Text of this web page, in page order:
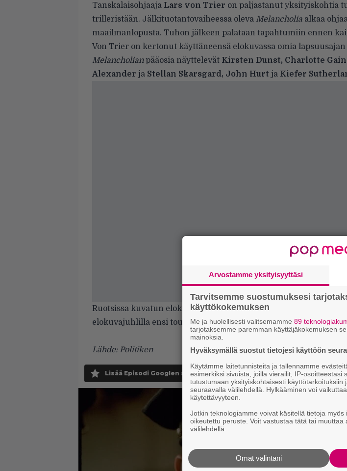
Tanskalaisohjaaja Lars von Trier on paljastanut yksityiskohtia
trilleristään. Jälkituotantovaiheessa oleva Melancholia alkaa
maailmanlopusta. Tuhon jälkeen palataan tapahtumiin ennen
Von Trier on kertonut käyttäneensä elokuvassa omia lapsuusajan
Melancholianpääosia näyttelevät Kirsten Dunst, Charlotte
Alexander ja Stellan Skarsgard, John Hurt ja Kiefer
Ruotsissa kuvatun elokuvan maailman ensi-ilta lienee Cannesin
elokuvajuhlilla ensi toukokuussa.
Lähde: Politiken
Lisää Episodi Googlen suosituksi lähteeksi
Arvostamme yksityisyyttäsi
Tarvitsemme suostumuksesi
käyttökokemuksen
Me ja huolellisesti valitsemamme 89
tarjotaksemme paremman käyttäjäkokemuksen
mainoksia.
Hyväksymällä suostut tietojesi käyttöön
Käytämme laitetunnisteita ja tallennamme
esimerkiksi sivuista, joilla vierailit, IP-osoitteestasi
tutustumaan yksityiskohtaisesti käyttötarkoituksiin
seuraavalla välilehdellä. Hylkääminen voi
käytettävyyteen.
Jotkin teknologiamme voivat käsitellä tietoja
oikeutettu peruste. Voit vastustaa tätä tai
välilehdellä.
Omat valintani